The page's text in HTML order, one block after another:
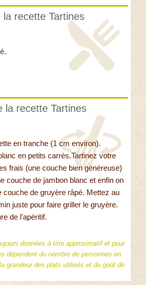
recette Tartines
la recette Tartines
en tranche (1 cm environ).
en petits carrés.Tartinez votre
frais (une couche bien généreuse)
couche de jambon blanc et enfin on
couche de gruyère râpé. Mettez au
juste pour faire griller le gruyère.
de l'apéritif.
données à titre approximatif et pour
dépendent du nombre de personnes en
grandeur des plats utilisés et du goût de